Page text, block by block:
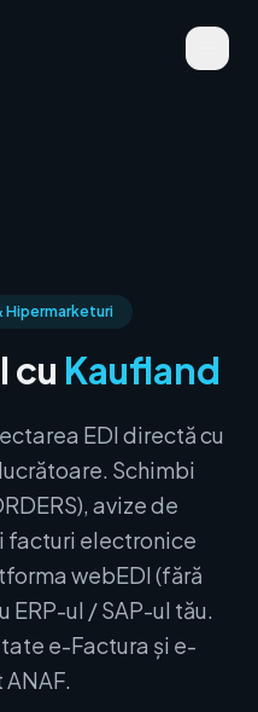
Hipermarketuri
cu Kaufland
EDI directă cu
Schimbi
avize de
facturi electronice
webEDI (fără
ul / SAP-ul tău.
e-Factura și e-